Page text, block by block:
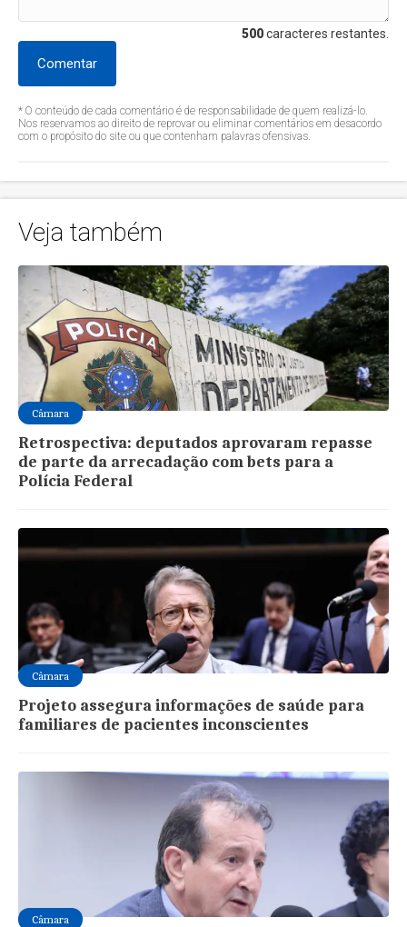
500caracteres restantes.
Comentar
* O conteúdo de cada comentário é de responsabilidade de quem realizá-lo.
Nos reservamos ao direito de reprovar ou eliminar comentários em desacordo
com o propósito do site ou que contenham palavras ofensivas.
Veja também
Câmara
Retrospectiva: deputados aprovaram repasse
de parte da arrecadação com bets para a
Polícia Federal
Câmara
Projeto assegura informações de saúde para
familiares de pacientes inconscientes
Câmara